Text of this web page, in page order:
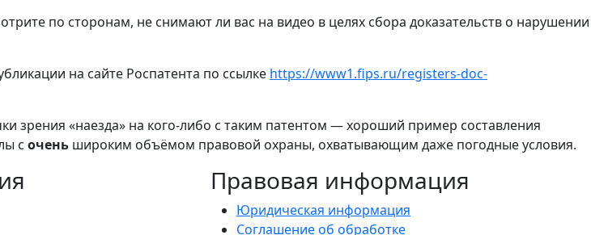
по сторонам, не снимают ли вас на видео в целях сбора доказательств о нарушении
на сайте Роспатента по ссылке https://www1.fips.ru/registers-doc-
зрения «наезда» на кого-либо с таким патентом — хороший пример составления
с очень широким объёмом правовой охраны, охватывающим даже погодные условия.
Правовая информация
Юридическая информация
Соглашение об обработке